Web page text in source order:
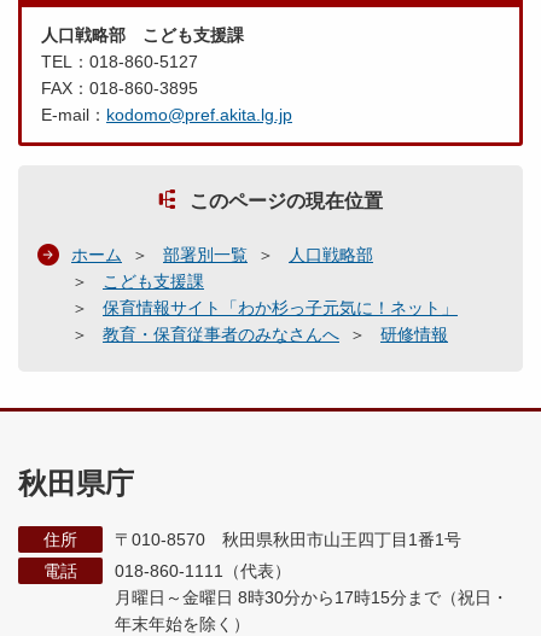
人口戦略部 こども支援課
TEL：018-860-5127
FAX：018-860-3895
E-mail： kodomo@pref.akita.lg.jp
このページの現在位置
ホーム 部署別一覧
人口戦略部
こども支援課
保育情報サイト「わか杉っ子元気に！ネット」
教育・保育従事者のみなさんへ
研修情報
秋田県庁
住所
〒010-8570 秋田県秋田市山王四丁目1番1号
電話
018-860-1111（代表）
月曜日～金曜日 8時30分から17時15分まで （祝日・
年末年始を除く）